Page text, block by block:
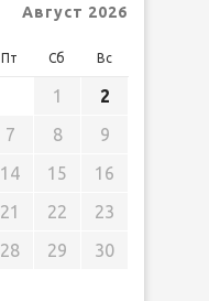
Август 2026
Пт Сб Вс
1
2
7 8
9
14 15
16
21 22
23
28 29
30